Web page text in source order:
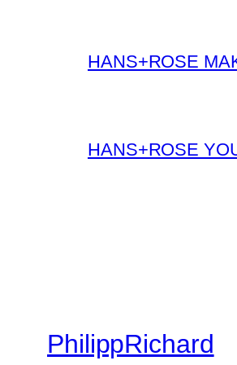
HANS+ROSE
HANS+ROSE
PhilippRichard